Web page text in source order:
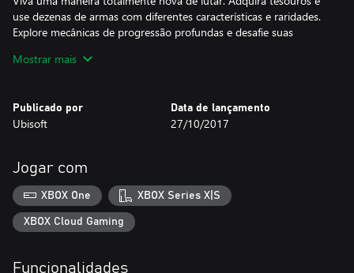
use dezenas de armas com diferentes características e raridades.
Explore mecânicas de progressão profundas e desafie suas
encontra personagens fortes e memoráveis, dos nobres mais
ricos aos exilados mais desesperados.
Mostrar mais
Publicado por
Ubisoft
Data de lançamento
27/10/2017
Jogar com
XBOX One XBOX Series X|S
XBOX Cloud Gaming
Funcionalidades